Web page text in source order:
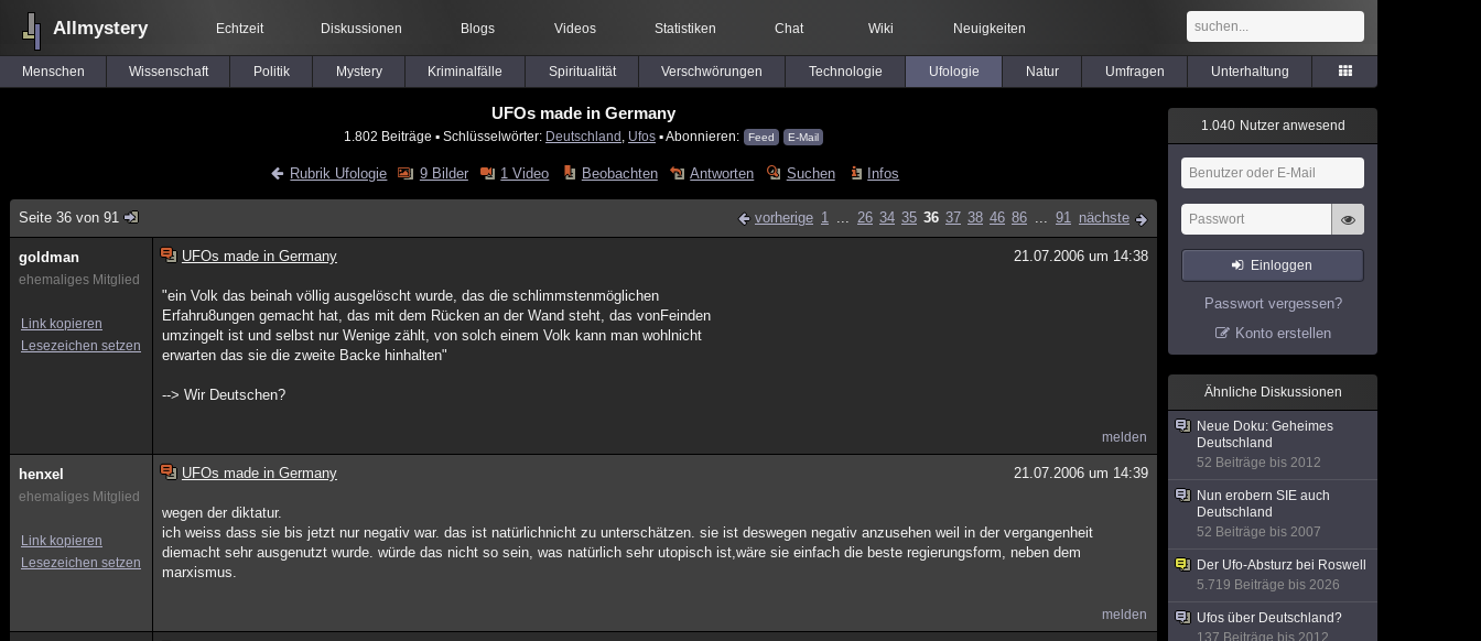
Allmystery Echtzeit Diskussionen Blogs Videos Statistiken Chat Wiki Neuigkeiten
Menschen Wissenschaft Politik Mystery Kriminalfälle Spiritualität Verschwörungen Technologie Ufologie Natur Umfragen Unterhaltung
UFOs made in Germany
1.802 Beiträge ▪ Schlüsselwörter: Deutschland Ufos ▪ Abonnieren: Feed E-Mail
Rubrik Ufologie 9 Bilder 1 Video Beobachten Antworten Suchen Infos
Seite 36 von 91 vorherige 1 ... 26 34 35 36 37 38 46 86 ... 91 nächste
goldman
ehemaliges Mitglied
Link kopieren
Lesezeichen setzen
UFOs made in Germany 21.07.2006 um 14:38
"ein Volk das beinah völlig ausgelöscht wurde, das die schlimmstenmöglichen
Erfahru8ungen gemacht hat, das mit dem Rücken an der Wand steht, das vonFeinden
umzingelt ist und selbst nur Wenige zählt, von solch einem Volk kann man wohlnicht
erwarten das sie die zweite Backe hinhalten"
--> Wir Deutschen?
melden
henxel
ehemaliges Mitglied
Link kopieren
Lesezeichen setzen
UFOs made in Germany 21.07.2006 um 14:39
wegen der diktatur.
ich weiss dass sie bis jetzt nur negativ war. das ist natürlichnicht zu unterschätzen. sie ist deswegen negativ anzusehen weil in der vergangenheit
diemacht sehr ausgenutzt wurde. würde das nicht so sein, was natürlich sehr utopisch ist,wäre sie einfach die beste regierungsform, neben dem
marxismus.
melden
1.040 Nutzer anwesend
Einloggen
Passwort vergessen?
Konto erstellen
Ähnliche Diskussionen
Neue Doku: Geheimes
Deutschland
52 Beiträge bis 2012
Nun erobern SIE auch
Deutschland
52 Beiträge bis 2007
Der Ufo-Absturz bei Roswell
5.719 Beiträge bis 2026
Ufos über Deutschland?
137 Beiträge bis 2012